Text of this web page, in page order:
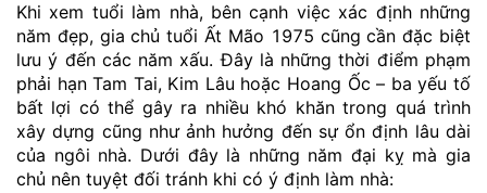
Khi xem tuổi làm nhà, bên cạnh việc xác định những
năm đẹp, gia chủ tuổi Ất Mão 1975 cũng cần đặc biệt
lưu ý đến các năm xấu. Đây là những thời điểm phạm
phải hạn Tam Tai, Kim Lâu hoặc Hoang Ốc – ba yếu tố
bất lợi có thể gây ra nhiều khó khăn trong quá trình
xây dựng cũng như ảnh hưởng đến sự ổn định lâu dài
của ngôi nhà. Dưới đây là những năm đại kỵ mà gia
chủ nên tuyệt đối tránh khi có ý định làm nhà: